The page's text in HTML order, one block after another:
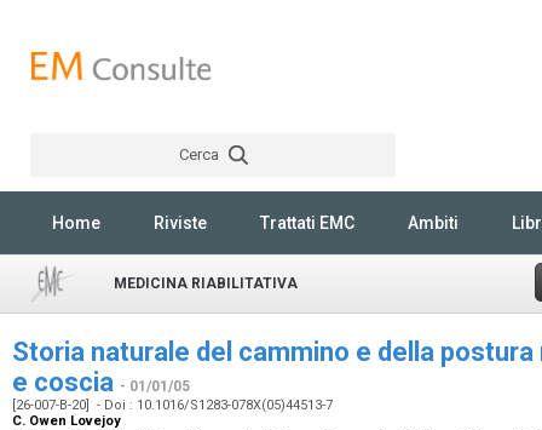
Cerca
Home Riviste Trattati EMC Ambiti
MEDICINA RIABILITATIVA
Storia naturale del cammino e della
e coscia - 01/01/05
[26-007-B-20] - Doi : 10.1016/S1283-078X(05)44513-7
C. Owen Lovejoy